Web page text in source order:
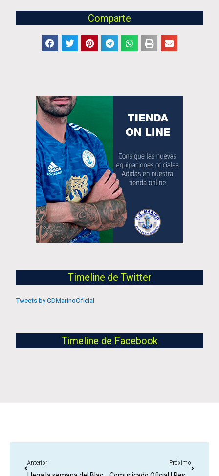
Comparte
Timeline de Twitter
Tweets by CDMarinoOficial
Timeline de Facebook
Anterior Próximo